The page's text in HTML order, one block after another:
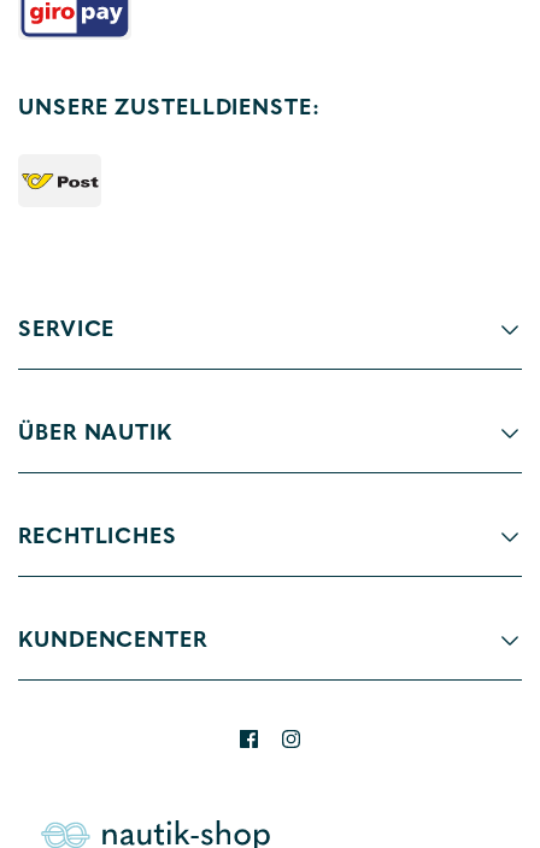
UNSERE ZUSTELLDIENSTE:
SERVICE
ÜBER NAUTIK
RECHTLICHES
KUNDENCENTER